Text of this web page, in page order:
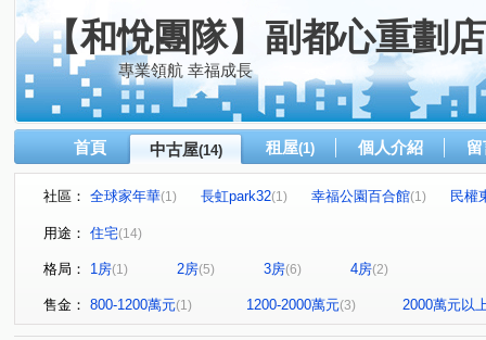
【和悅團隊】副都心重劃店
專業領航 幸福成長
首頁 中古屋(14) 租屋(1) 個人介紹
社區： 全球家年華(1) 長虹park32(1) 幸福公園百合館(1)
民權
翔譽天心大樓
思源路 福美街 民權東路三段 (1) 中正路
內湖路二段(1) 新北大道四段(1) 新知三路 秀朗路三
用途： 住宅(14)
格局： 1房(1) 2房(5) 3房(6) 4房(2)
售金： 800-1200萬元(1) 1200-2000萬元(3) 2000萬元以